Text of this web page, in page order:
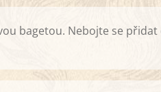
bagetou. Nebojte se